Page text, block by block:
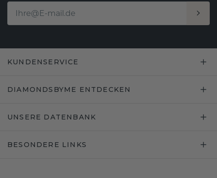
KUNDENSERVICE
DIAMONDSBYME ENTDECKEN
UNSERE DATENBANK
BESONDERE LINKS